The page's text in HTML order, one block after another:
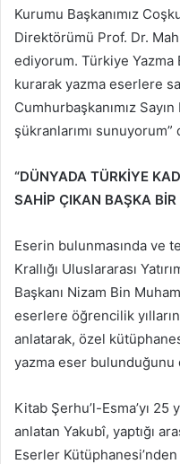
Kurumu Başkanımız
Direktörümü Prof. Dr.
ediyorum. Türkiye Yazma
kurarak yazma eserlere
Cumhurbaşkanımız
şükranlarımı sunuyorum”
“DÜNYADA TÜRKİYE
SAHİP ÇIKAN BAŞKA BİR
Eserin bulunmasında ve
Krallığı Uluslararası
Başkanı Nizam Bin
eserlere öğrencilik
anlatarak, özel
yazma eser bulunduğunu
Kitab Şerhu’l-Esma’yı 25
anlatan Yakubî, yaptığı
Eserler